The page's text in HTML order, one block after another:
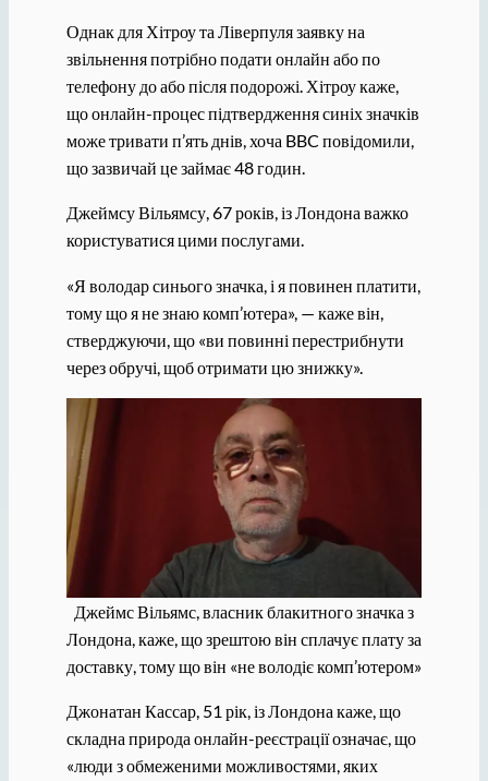
Однак для Хітроу та Ліверпуля заявку на
звільнення потрібно подати онлайн або по
телефону до або після подорожі. Хітроу каже,
що онлайн-процес підтвердження синіх значків
може тривати п’ять днів, хоча BBC повідомили,
що зазвичай це займає 48 годин.
Джеймсу Вільямсу, 67 років, із Лондона важко
користуватися цими послугами.
«Я володар синього значка, і я повинен платити,
тому що я не знаю комп’ютера», — каже він,
стверджуючи, що «ви повинні перестрибнути
через обручі, щоб отримати цю знижку».
Джеймс Вільямс, власник блакитного значка з
Лондона, каже, що зрештою він сплачує плату за
доставку, тому що він «не володіє комп’ютером»
Джонатан Кассар, 51 рік, із Лондона каже, що
складна природа онлайн-реєстрації означає, що
«люди з обмеженими можливостями, яких